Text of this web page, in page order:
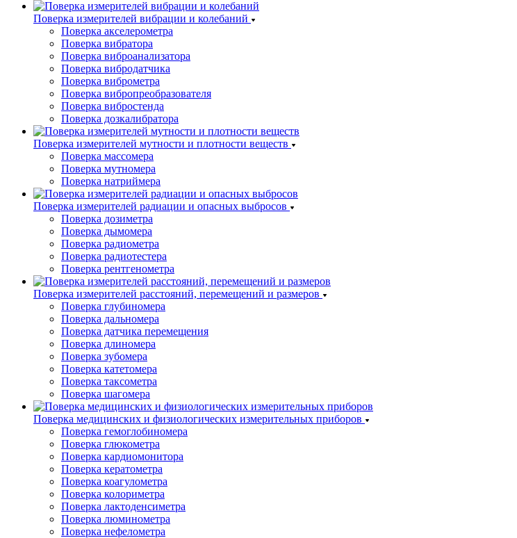
Поверка измерителей вибрации и колебаний
Поверка акселерометра
Поверка вибратора
Поверка виброанализатора
Поверка вибродатчика
Поверка виброметра
Поверка вибропреобразователя
Поверка вибростенда
Поверка дозкалибратора
Поверка измерителей мутности и плотности веществ
Поверка массомера
Поверка мутномера
Поверка натриймера
Поверка измерителей радиации и опасных выбросов
Поверка дозиметра
Поверка дымомера
Поверка радиометра
Поверка радиотестера
Поверка рентгенометра
Поверка измерителей расстояний, перемещений и размеров
Поверка глубиномера
Поверка дальномера
Поверка датчика перемещения
Поверка длиномера
Поверка зубомера
Поверка катетомера
Поверка таксометра
Поверка шагомера
Поверка медицинских и физиологических измерительных приборов
Поверка гемоглобиномера
Поверка глюкометра
Поверка кардиомонитора
Поверка кератометра
Поверка коагулометра
Поверка колориметра
Поверка лактоденсиметра
Поверка люминометра
Поверка нефелометра